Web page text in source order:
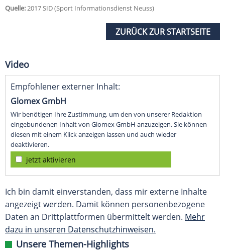
Quelle:2017 SID (Sport Informationsdienst Neuss)
ZURÜCK ZUR STARTSEITE
Video
Empfohlener externer Inhalt:
Glomex GmbH
Wir benötigen Ihre Zustimmung, um den von unserer Redaktion
eingebundenen Inhalt von Glomex GmbH anzuzeigen. Sie können
diesen mit einem Klick anzeigen lassen und auch wieder
deaktivieren.
jetzt aktivieren
Ich bin damit einverstanden, dass mir externe Inhalte
angezeigt werden. Damit können personenbezogene
Daten an Drittplattformen übermittelt werden. Mehr
dazu in unseren Datenschutzhinweisen.
Unsere Themen-Highlights